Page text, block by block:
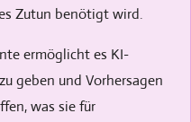
Zutun benötigt wird.
ermöglicht es KI-
geben und Vorhersagen
was sie für